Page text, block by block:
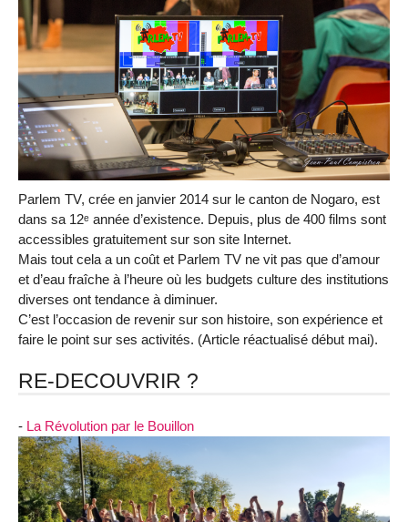
Parlem TV, crée en janvier 2014 sur le canton de Nogaro, est
dans sa 12ᵉ année d’existence. Depuis, plus de 400 films sont
accessibles gratuitement sur son site Internet.
Mais tout cela a un coût et Parlem TV ne vit pas que d’amour
et d’eau fraîche à l’heure où les budgets culture des institutions
diverses ont tendance à diminuer.
C’est l’occasion de revenir sur son histoire, son expérience et
faire le point sur ses activités. (Article réactualisé début mai).
RE-DECOUVRIR ?
- La Révolution par le Bouillon